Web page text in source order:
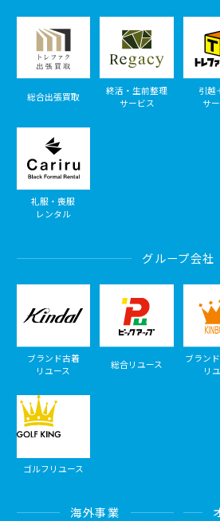
総合出張買取
終活・生前整理
サービス
引越
サ
礼服・喪服
レンタル
グループ会社
ブランド古着
リユース
総合リユース
ブラン
リ
ゴルフリユース
海外事業